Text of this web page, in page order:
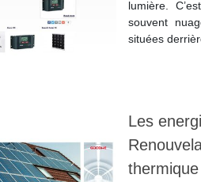
lumière.
souvent
situées
Les